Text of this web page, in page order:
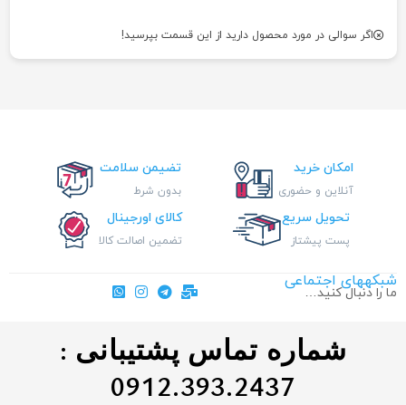
اگر سوالی در مورد محصول دارید از این قسمت بپرسید!
امکان خرید
آنلاین و حضوری
تضیمن سلامت
بدون شرط
تحویل سریع
پست پیشتاز
کالای اورجینال
تضمین اصالت کالا
شبکههای اجتماعی
ما را دنبال کنید…
شماره تماس پشتیبانی :
0912.393.2437